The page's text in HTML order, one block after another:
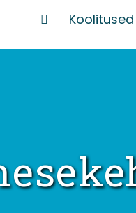
Koolitused